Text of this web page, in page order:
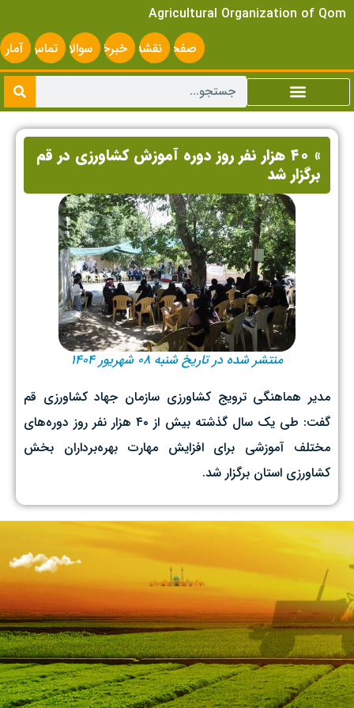
Agricultural Organization of Qom
صفحه
اصلی
نقشه
سایت
خبرخوانسوالات
متداول
تماس
با ما
آمار
» ۴۰ هزار نفر روز دوره آموزش کشاورزی در قم
برگزار شد
منتشر شده در تاریخ شنبه ۰۸ شهریور ۱۴۰۴
مدیر هماهنگی ترویج کشاورزی سازمان جهاد کشاورزی قم
گفت: طی یک سال گذشته بیش از ۴۰ هزار نفر روز دوره‌های
مختلف آموزشی برای افزایش مهارت بهره‌برداران بخش
کشاورزی استان برگزار شد.